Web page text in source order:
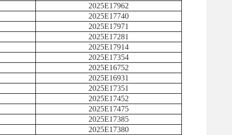
2025E17962
2025E17740
2025E17971
2025E17281
2025E17914
2025E17354
2025E16752
2025E16931
2025E17351
2025E17452
2025E17475
2025E17385
2025E17380